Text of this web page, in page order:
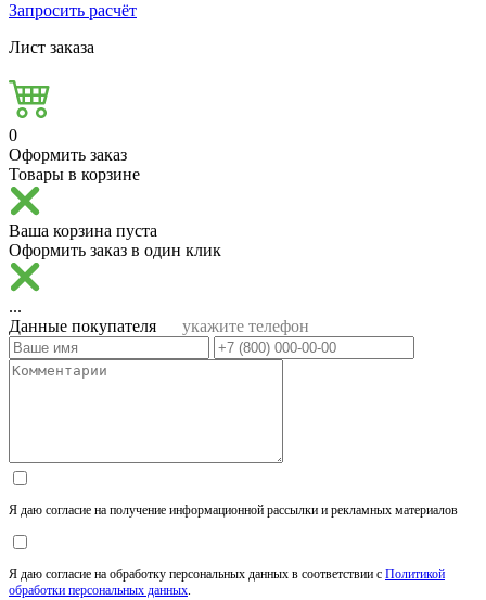
Запросить расчёт
Лист заказа
0
Оформить заказ
Товары в корзине
Ваша корзина пуста
Оформить заказ в один клик
...
Данные покупателя
укажите телефон
Я даю согласие на получение информационной рассылки и рекламных материалов
Я даю согласие на обработку персональных данных в соответствии с Политикой
обработки персональных данных.